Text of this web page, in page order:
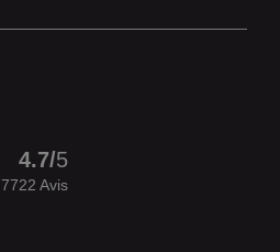
4.7/5
7722 Avis